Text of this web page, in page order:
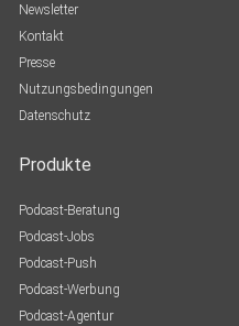
Newsletter
Kontakt
Presse
Nutzungsbedingungen
Datenschutz
Produkte
Podcast-Beratung
Podcast-Jobs
Podcast-Push
Podcast-Werbung
Podcast-Agentur